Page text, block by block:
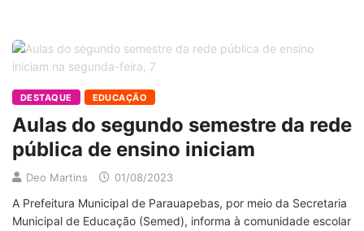
DESTAQUE EDUCAÇÃO
Aulas do segundo semestre da rede
pública de ensino iniciam
Deo Martins 01/08/2023
A Prefeitura Municipal de Parauapebas, por meio da Secretaria
Municipal de Educação (Semed), informa à comunidade escolar